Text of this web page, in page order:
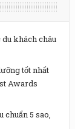
khách châu
tốt nhất
Awards
5 sao,